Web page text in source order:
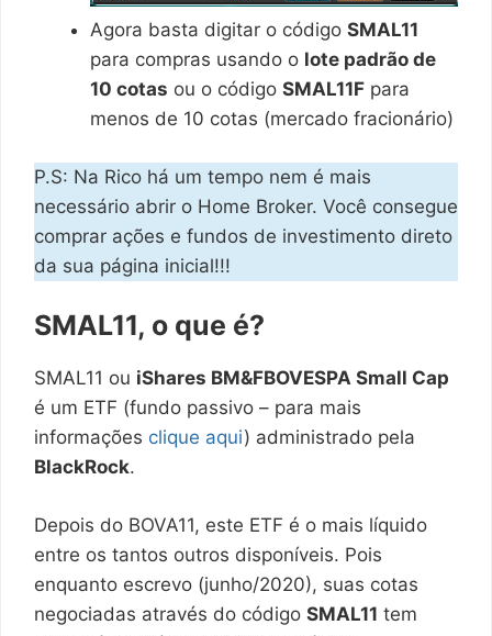
Agora basta digitar o código SMAL11
para compras usando o lote padrão de
10 cotas ou o código SMAL11F para
menos de 10 cotas (mercado fracionário)
P.S: Na Rico há um tempo nem é mais
necessário abrir o Home Broker. Você consegue
comprar ações e fundos de investimento direto
da sua página inicial!!!
SMAL11, o que é?
SMAL11 ou iShares BM&FBOVESPA Small Cap
é um ETF (fundo passivo – para mais
informações clique aqui) administrado pela
BlackRock.
Depois do BOVA11, este ETF é o mais líquido
entre os tantos outros disponíveis. Pois
enquanto escrevo (junho/2020), suas cotas
negociadas através do código SMAL11 tem